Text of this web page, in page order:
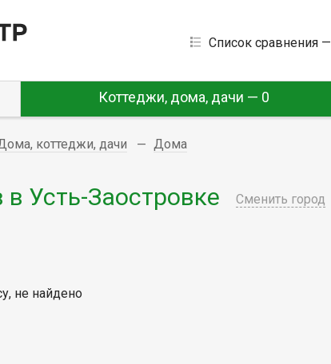
Список сравнения —
Коттеджи, дома, дачи — 0
коттеджи, дачи Дома
Усть-Заостровке Сменить город
не найдено